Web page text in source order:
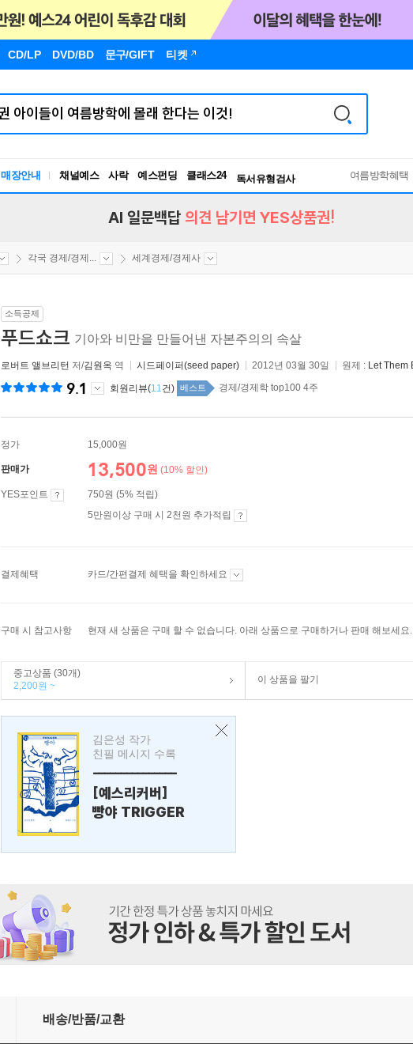
CD/LP DVD/BD 문구/GIFT 티켓
매장안내 채널예스 사락 예스펀딩 클래스24
독서유형검사
여름방학혜택
AI 일문백답 의견 남기면 YES상품권!
각국 경제/경제... 세계경제/경제사
소득공제
푸드쇼크 기아와 비만을 만들어낸 자본주의의 속살
로버트 앨브리턴 저/김원옥 역 시드페이퍼(seed paper) 2012년 03월 30일 원제 : Let Them
9.1 회원리뷰(11건) 베스트 경제/경제학 top100 4주
정가 15,000원
판매가 13,500원 (10% 할인)
YES포인트
750원 (5% 적립)
5만원이상 구매 시 2천원 추가적립
결제혜택 카드/간편결제 혜택을 확인하세요
구매 시 참고사항 현재 새 상품은 구매 할 수 없습니다. 아래 상품으로 구매하거나 판매 해보세요.
중고상품 (30개)
2,200원 ~
이 상품을 팔기
김은성 작가
친필 메시지 수록
---------------
[예스리커버]
빵야 TRIGGER
배송/반품/교환